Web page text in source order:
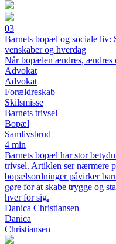
03
Barnets bopæl og sociale liv:
venskaber og hverdag
Når bopælen ændres, ændres
Advokat
Advokat
Forældreskab
Skilsmisse
Barnets trivsel
Bopæl
Samlivsbrud
4 min
Barnets bopæl har stor
trivsel. Artiklen ser nærmere
bopælsordninger påvirker
gøre for at skabe trygge og
hver for sig.
Danica Christiansen
Danica
Christiansen